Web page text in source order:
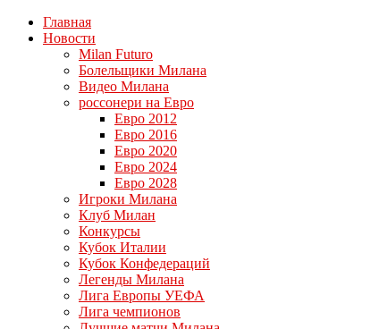
Главная
Новости
Milan Futuro
Болельщики Милана
Видео Милана
россонери на Евро
Евро 2012
Евро 2016
Евро 2020
Евро 2024
Евро 2028
Игроки Милана
Клуб Милан
Конкурсы
Кубок Италии
Кубок Конфедераций
Легенды Милана
Лига Европы УЕФА
Лига чемпионов